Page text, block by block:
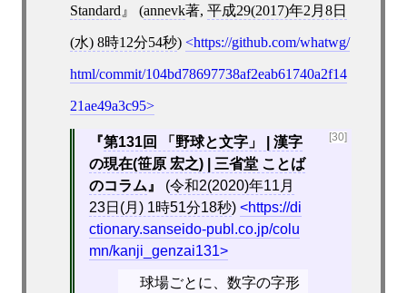
Standard (annevk著, 平成29(2017)年2月8日
(水) 8時12分54秒) https://github.com/whatwg/
html/commit/104bd78697738af2eab61740a2f14
21ae49a3c95
[30]
第131回 「野球と文字」 | 漢字
の現在(笹原 宏之) | 三省堂 ことば
のコラム
(令和2(2020)年11月
23日(月) 1時51分18秒)
https://di
ctionary.sanseido-publ.co.jp/colu
mn/kanji_genzai131
球場ごとに、数字の字形